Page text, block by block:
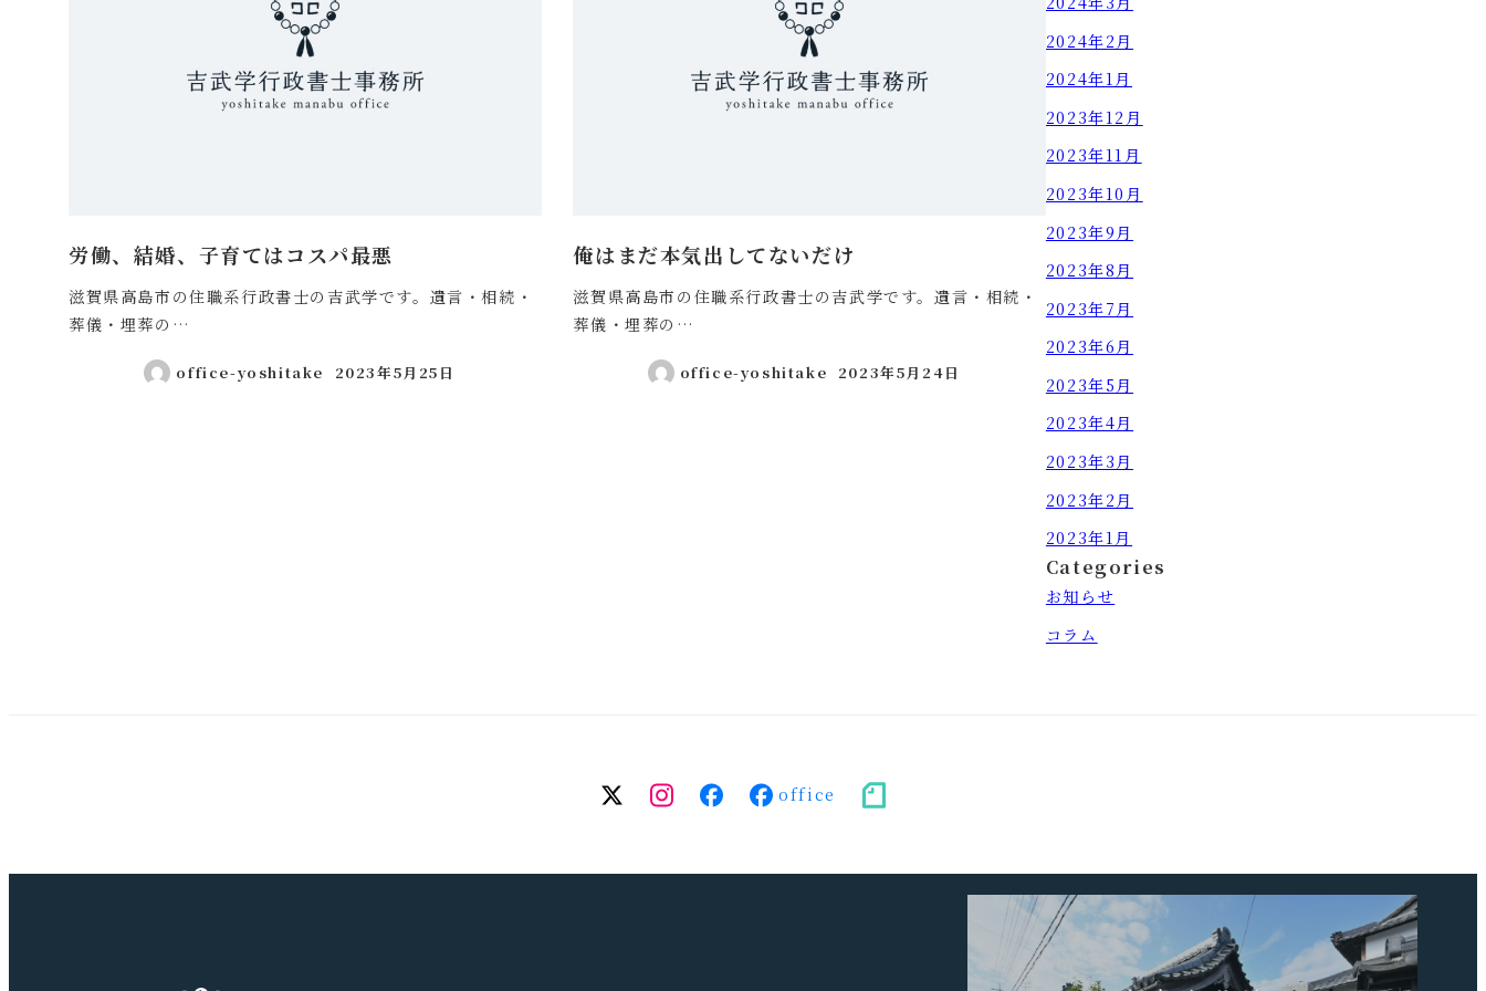
労働、結婚、子育てはコスパ最悪
滋賀県高島市の住職系行政書士の吉武学です。遺言・相続・
葬儀・埋葬の…
office-yoshitake
投稿日
2023年5月25日
俺はまだ本気出してないだけ
滋賀県高島市の住職系行政書士の吉武学です。遺言・相続・
葬儀・埋葬の…
office-yoshitake
投稿日
2023年5月24日
2024年2月
2024年1月
2023年12月
2023年11月
2023年10月
2023年9月
2023年8月
2023年7月
2023年6月
2023年5月
2023年4月
2023年3月
2023年2月
2023年1月
Categories
お知らせ
コラム
twitter
Instagram
facebook（個
人）
facebook（事
note